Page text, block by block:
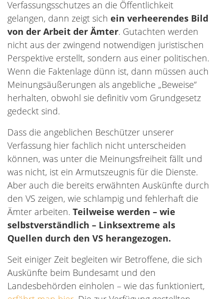
Verfassungsschutzes an die Öffentlichkeit
gelangen, dann zeigt sich ein verheerendes Bild
von der Arbeit der Ämter. Gutachten werden
nicht aus der zwingend notwendigen juristischen
Perspektive erstellt, sondern aus einer politischen.
Wenn die Faktenlage dünn ist, dann müssen auch
Meinungsäußerungen als angebliche „Beweise“
herhalten, obwohl sie definitiv vom Grundgesetz
gedeckt sind.
Dass die angeblichen Beschützer unserer
Verfassung hier fachlich nicht unterscheiden
können, was unter die Meinungsfreiheit fällt und
was nicht, ist ein Armutszeugnis für die Dienste.
Aber auch die bereits erwähnten Auskünfte durch
den VS zeigen, wie schlampig und fehlerhaft die
Ämter arbeiten. Teilweise werden – wie
selbstverständlich – Linksextreme als
Quellen durch den VS herangezogen.
Seit einiger Zeit begleiten wir Betroffene, die sich
Auskünfte beim Bundesamt und den
Landesbehörden einholen – wie das funktioniert,